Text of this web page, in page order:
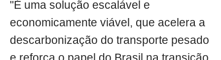
"É uma solução escalável e
economicamente viável, que acelera a
descarbonização do transporte pesado